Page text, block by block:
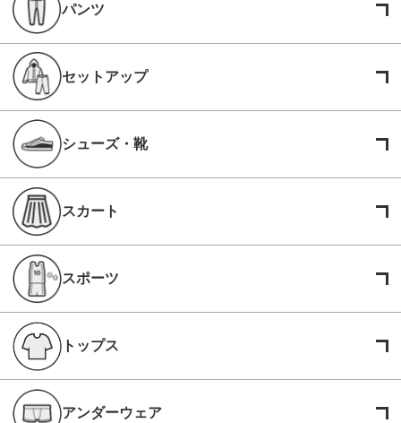
パンツ
セットアップ
シューズ・靴
スカート
スポーツ
トップス
アンダーウェア